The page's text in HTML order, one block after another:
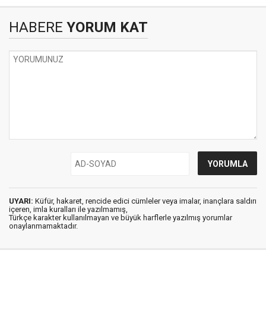
HABERE YORUM KAT
UYARI: Küfür, hakaret, rencide edici cümleler veya imalar, inançlara saldırı
içeren, imla kuralları ile yazılmamış,
Türkçe karakter kullanılmayan ve büyük harflerle yazılmış yorumlar
onaylanmamaktadır.